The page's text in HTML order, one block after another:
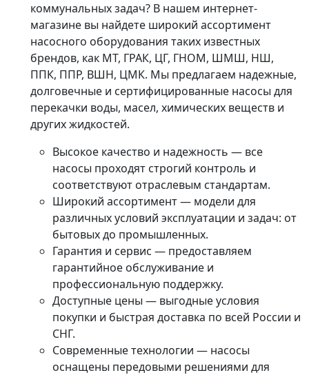
коммунальных задач? В нашем интернет-
магазине вы найдете широкий ассортимент
насосного оборудования таких известных
брендов, как МТ, ГРАК, ЦГ, ГНОМ, ШМШ, НШ,
ППК, ППР, ВШН, ЦМК. Мы предлагаем надежные,
долговечные и сертифицированные насосы для
перекачки воды, масел, химических веществ и
других жидкостей.
Высокое качество и надежность — все
насосы проходят строгий контроль и
соответствуют отраслевым стандартам.
Широкий ассортимент — модели для
различных условий эксплуатации и задач: от
бытовых до промышленных.
Гарантия и сервис — предоставляем
гарантийное обслуживание и
профессиональную поддержку.
Доступные цены — выгодные условия
покупки и быстрая доставка по всей России и
СНГ.
Современные технологии — насосы
оснащены передовыми решениями для